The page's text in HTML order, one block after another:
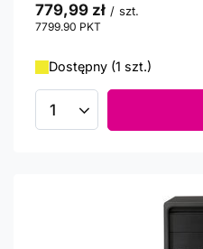
779,99 zł / szt.
7799.90 PKT
Dostępny (1 szt.)
Ilość produktów